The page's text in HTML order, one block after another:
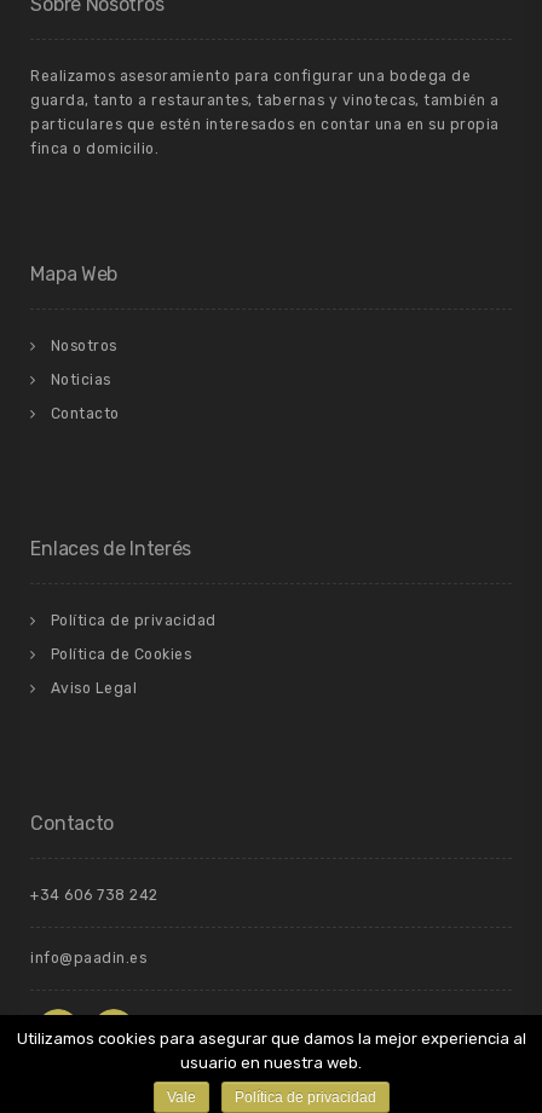
Sobre Nosotros
Realizamos asesoramiento para configurar una bodega de
guarda, tanto a restaurantes, tabernas y vinotecas, también a
particulares que estén interesados en contar una en su propia
finca o domicilio.
Mapa Web
Nosotros
Noticias
Contacto
Enlaces de Interés
Política de privacidad
Política de Cookies
Aviso Legal
Contacto
+34 606 738 242
info@paadin.es
Utilizamos cookies para asegurar que damos la mejor experiencia al
usuario en nuestra web.
Vale Política de privacidad